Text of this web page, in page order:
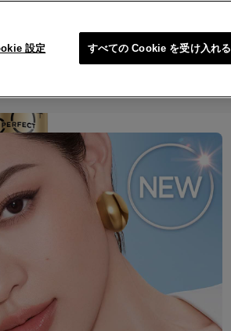
設定 すべての Cookie を受け入れる